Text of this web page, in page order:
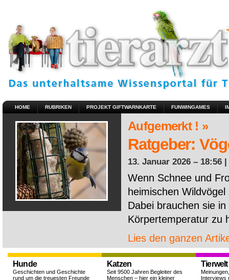
HOME RUBRIKEN PROJEKT GIFTWARNKARTE FUNWINGAMES
Aufgemerkt ! »
Ratgeber:
13. Januar 2026 – 18:56 |
Wenn Schnee und
heimischen
Dabei brauchen sie
Körpertemperatur zu
Lies den ganzen
Hunde
Geschichten und Geschichte
rund um die treuesten Freunde
Katzen
Seit 9500 Jahren Begleiter des
Menschen – hier ein kleiner
Tierwelt
Interviews